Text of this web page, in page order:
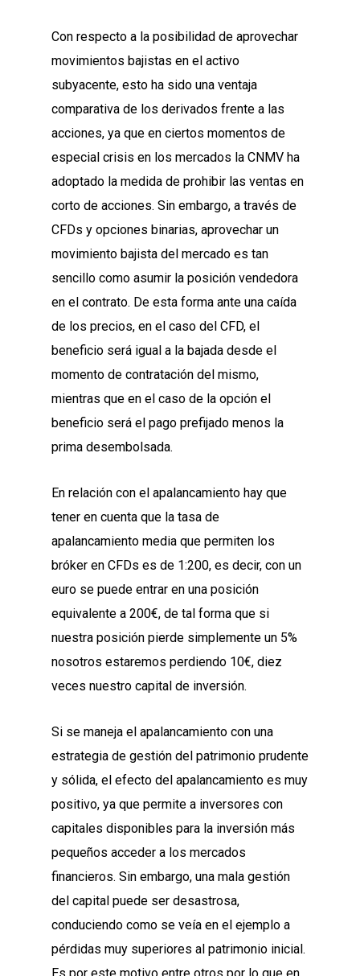
Con respecto a la posibilidad de aprovechar
movimientos bajistas en el activo
subyacente, esto ha sido una ventaja
comparativa de los derivados frente a las
acciones, ya que en ciertos momentos de
especial crisis en los mercados la CNMV ha
adoptado la medida de prohibir las ventas en
corto de acciones. Sin embargo, a través de
CFDs y opciones binarias, aprovechar un
movimiento bajista del mercado es tan
sencillo como asumir la posición vendedora
en el contrato. De esta forma ante una caída
de los precios, en el caso del CFD, el
beneficio será igual a la bajada desde el
momento de contratación del mismo,
mientras que en el caso de la opción el
beneficio será el pago prefijado menos la
prima desembolsada.
En relación con el apalancamiento hay que
tener en cuenta que la tasa de
apalancamiento media que permiten los
bróker en CFDs es de 1:200, es decir, con un
euro se puede entrar en una posición
equivalente a 200€, de tal forma que si
nuestra posición pierde simplemente un 5%
nosotros estaremos perdiendo 10€, diez
veces nuestro capital de inversión.
Si se maneja el apalancamiento con una
estrategia de gestión del patrimonio prudente
y sólida, el efecto del apalancamiento es muy
positivo, ya que permite a inversores con
capitales disponibles para la inversión más
pequeños acceder a los mercados
financieros. Sin embargo, una mala gestión
del capital puede ser desastrosa,
conduciendo como se veía en el ejemplo a
pérdidas muy superiores al patrimonio inicial.